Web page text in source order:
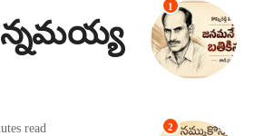
read
1
2